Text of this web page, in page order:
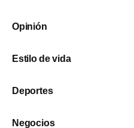
Opinión
Estilo de vida
Deportes
Negocios